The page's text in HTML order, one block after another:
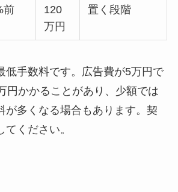
前
120
万円
置く段階
低手数料です。広告費が5万円で
円かかることがあり、少額では
が多くなる場合もあります。契
ください。